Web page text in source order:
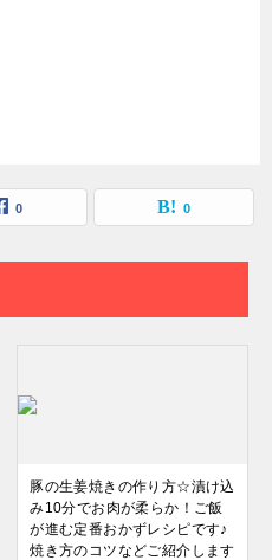
0 0
豚の生姜焼きの作り方☆漬け込
み10分でお肉が柔らか！ご飯
が進む定番おかずレシピです♪
焼き方のコツなどご紹介します